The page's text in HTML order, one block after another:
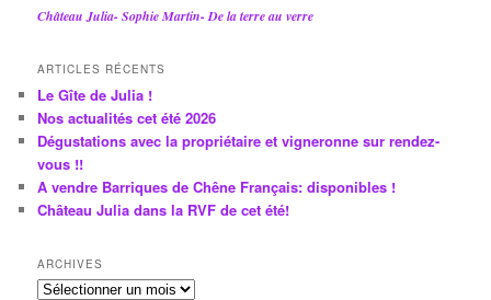
Château Julia- Sophie Martin- De la terre au verre
ARTICLES RÉCENTS
Le Gîte de Julia !
Nos actualités cet été 2026
Dégustations avec la propriétaire et vigneronne sur rendez-
vous !!
A vendre Barriques de Chêne Français: disponibles !
Château Julia dans la RVF de cet été!
ARCHIVES
A